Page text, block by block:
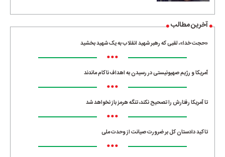
آخرین مطالب
«حجت خدا»، لقبی که رهبر شهید انقلاب به یک شهید بخشید
•••
آمریکا و رژیم صهیونیستی در رسیدن به اهداف ناکام ماندند
•••
تا آمریکا رفتارش را تصحیح نکند، تنگه هرمز باز نخواهد شد
•••
تاکید دادستان کل بر ضرورت صیانت از وحدت ملی
•••